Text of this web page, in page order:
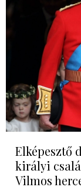
Elképesztő
királyi
Vilmos